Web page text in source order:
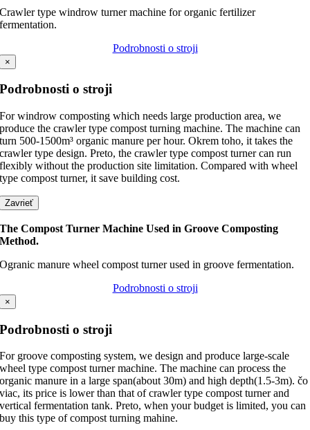
Crawler type windrow turner machine for organic fertilizer
fermentation.
Podrobnosti o stroji
×
Podrobnosti o stroji
For windrow composting which needs large production area,we
produce the crawler type compost turning machine.The machine can
turn 500-1500m³ organic manure per hour. Okrem toho,it takes the
crawler type design. Preto,the crawler type compost turner can run
flexibly without the production site limitation.Compared with wheel
type compost turner,it save building cost.
Zavrieť
The Compost Turner Machine Used in Groove Composting
Method.
Ogranic manure wheel compost turner used in groove fermentation.
Podrobnosti o stroji
×
Podrobnosti o stroji
For groove composting system,we design and produce large-scale
wheel type compost turner machine.The machine can process the
organic manure in a large span(about 30m)and high depth(1.5-3m). čo
viac,its price is lower than that of crawler type compost turner and
vertical fermentation tank. Preto,when your budget is limited,you can
buy this type of compost turning mahine.